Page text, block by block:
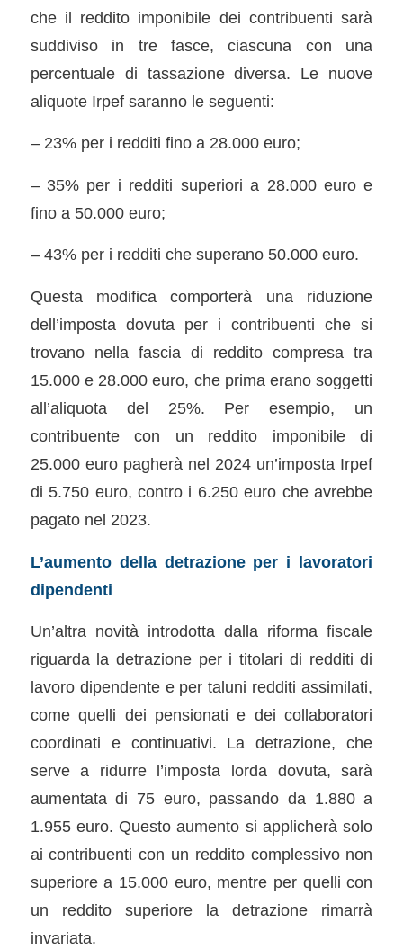
che il reddito imponibile dei contribuenti sarà
suddiviso in tre fasce, ciascuna con una
percentuale di tassazione diversa. Le nuove
aliquote Irpef saranno le seguenti:
– 23% per i redditi fino a 28.000 euro;
– 35% per i redditi superiori a 28.000 euro e
fino a 50.000 euro;
– 43% per i redditi che superano 50.000 euro.
Questa modifica comporterà una riduzione
dell’imposta dovuta per i contribuenti che si
trovano nella fascia di reddito compresa tra
15.000 e 28.000 euro, che prima erano soggetti
all’aliquota del 25%. Per esempio, un
contribuente con un reddito imponibile di
25.000 euro pagherà nel 2024 un’imposta Irpef
di 5.750 euro, contro i 6.250 euro che avrebbe
pagato nel 2023.
L’aumento della detrazione per i lavoratori
dipendenti
Un’altra novità introdotta dalla riforma fiscale
riguarda la detrazione per i titolari di redditi di
lavoro dipendente e per taluni redditi assimilati,
come quelli dei pensionati e dei collaboratori
coordinati e continuativi. La detrazione, che
serve a ridurre l’imposta lorda dovuta, sarà
aumentata di 75 euro, passando da 1.880 a
1.955 euro. Questo aumento si applicherà solo
ai contribuenti con un reddito complessivo non
superiore a 15.000 euro, mentre per quelli con
un reddito superiore la detrazione rimarrà
invariata.